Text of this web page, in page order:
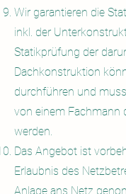
Wir garantieren die
inkl. der
Statikprüfung der
Dachkonstruktion
durchführen und
von einem Fachmann
werden.
Das Angebot ist
Erlaubnis des
Anlage ans Netz